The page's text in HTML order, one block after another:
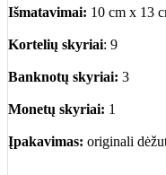
Išmatavimai: 10 cm x 13
Kortelių skyriai: 9
Banknotų skyriai: 3
Monetų skyriai: 1
Įpakavimas: originali